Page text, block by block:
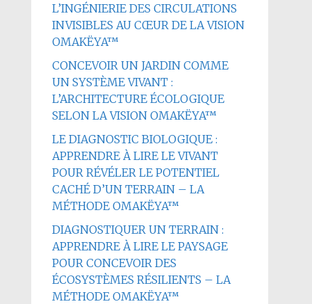
L’INGÉNIERIE DES CIRCULATIONS
INVISIBLES AU CŒUR DE LA VISION
OMAKËYA™
CONCEVOIR UN JARDIN COMME
UN SYSTÈME VIVANT :
L’ARCHITECTURE ÉCOLOGIQUE
SELON LA VISION OMAKËYA™
LE DIAGNOSTIC BIOLOGIQUE :
APPRENDRE À LIRE LE VIVANT
POUR RÉVÉLER LE POTENTIEL
CACHÉ D’UN TERRAIN – LA
MÉTHODE OMAKËYA™
DIAGNOSTIQUER UN TERRAIN :
APPRENDRE À LIRE LE PAYSAGE
POUR CONCEVOIR DES
ÉCOSYSTÈMES RÉSILIENTS – LA
MÉTHODE OMAKËYA™